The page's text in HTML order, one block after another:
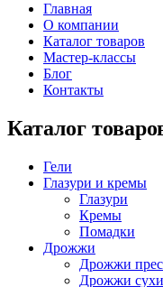
Главная
О компании
Каталог товаров
Мастер-классы
Блог
Контакты
Каталог
Гели
Глазури и кремы
Глазури
Кремы
Помадки
Дрожжи
Дрожжи
Дрожжи